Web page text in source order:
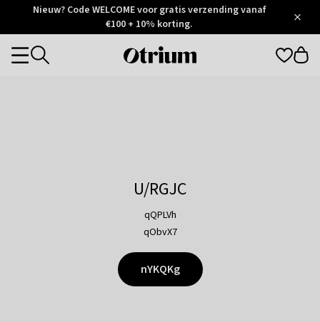
Otrium
Trustpilot
Nieuw? Code WELCOME voor gratis verzending vanaf
€100 + 10% korting.
Otrium
Categories
U/RGJC
qQPLVh
qObvX7
nYKQKg